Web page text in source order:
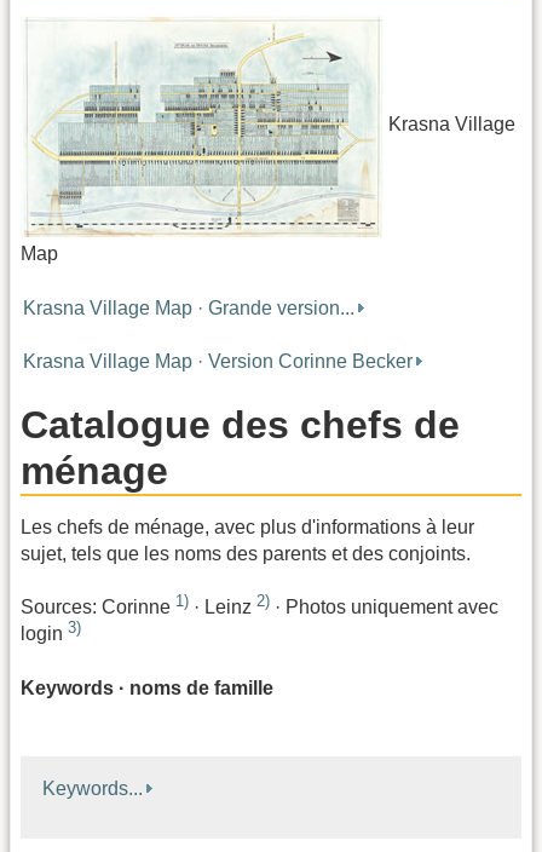
Krasna Village
Map
Krasna Village Map · Grande version...
Krasna Village Map · Version Corinne Becker
Catalogue des chefs de
ménage
Les chefs de ménage, avec plus d'informations à leur
sujet, tels que les noms des parents et des conjoints.
Sources: Corinne 1) · Leinz 2) · Photos uniquement avec
login 3)
Keywords · noms de famille
Keywords...